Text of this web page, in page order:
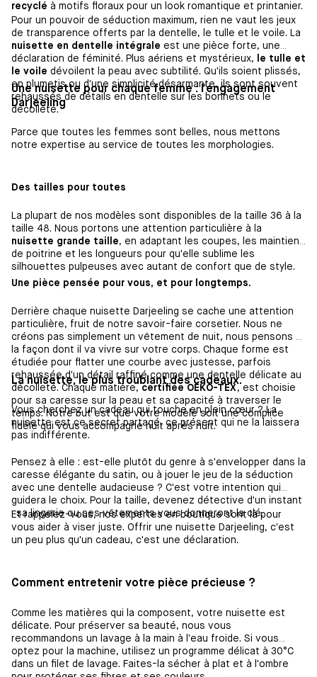
recyclé à motifs floraux pour un look romantique et printanier.
Pour un pouvoir de séduction maximum, rien ne vaut les jeux
de transparence offerts par la dentelle, le tulle et le voile. La
nuisette en dentelle intégrale est une pièce forte, une
déclaration de féminité. Plus aériens et mystérieux,
le tulle et
le voile dévoilent la peau avec subtilité. Qu'ils soient plissés,
en plumetis ou d'une simplicité désarmante, ils sont souvent
rehaussés de détails en dentelle sur les bonnets ou le
décolleté.
Une nuisette pour chaque femme : l'engagement
Darjeeling
Parce que toutes les femmes sont belles, nous mettons
notre expertise au service de toutes les morphologies.
Des tailles pour toutes
La plupart de nos modèles sont disponibles de la taille 36 à la
taille 48. Nous portons une attention particulière à la
nuisette grande taille, en adaptant les coupes, les maintiens
de poitrine et les longueurs pour qu'elle sublime les
silhouettes pulpeuses avec autant de confort que de style.
Une pièce pensée pour vous, et pour longtemps.
Derrière chaque nuisette Darjeeling se cache une attention
particulière, fruit de notre savoir-faire corsetier. Nous ne
créons pas simplement un vêtement de nuit, nous pensons à
la façon dont il va vivre sur votre corps. Chaque forme est
étudiée pour flatter une courbe avec justesse, parfois
rehaussée d'un détail raffiné comme une dentelle délicate au
décolleté. Chaque matière, certifiée OEKO-TEX, est choisie
pour sa caresse sur la peau et sa capacité à traverser le
temps. Notre but est que votre modèle soit une complice
fidèle qui vous accompagne nuit après nuit.
La nuisette, le plus troublant des cadeaux.
Vous cherchez un cadeau qui touche en plein cœur ? La
nuisette est ce secret partagé, ce présent qui ne la laissera
pas indifférente.
Pensez à elle : est-elle plutôt du genre à s'envelopper dans la
caresse élégante du satin, ou à jouer le jeu de la séduction
avec une dentelle audacieuse ? C'est votre intention qui
guidera le choix. Pour la taille, devenez détective d'un instant
: sa lingerie ou ses vêtements vous donneront la clé.
Et rappelez-vous, nos expertes en boutique sont là pour
vous aider à viser juste. Offrir une nuisette Darjeeling, c'est
un peu plus qu'un cadeau, c'est une déclaration.
Comment entretenir votre pièce précieuse ?
Comme les matières qui la composent, votre nuisette est
délicate. Pour préserver sa beauté, nous vous
recommandons un lavage à la main à l'eau froide. Si vous
optez pour la machine, utilisez un programme délicat à 30°C
dans un filet de lavage. Faites-la sécher à plat et à l'ombre